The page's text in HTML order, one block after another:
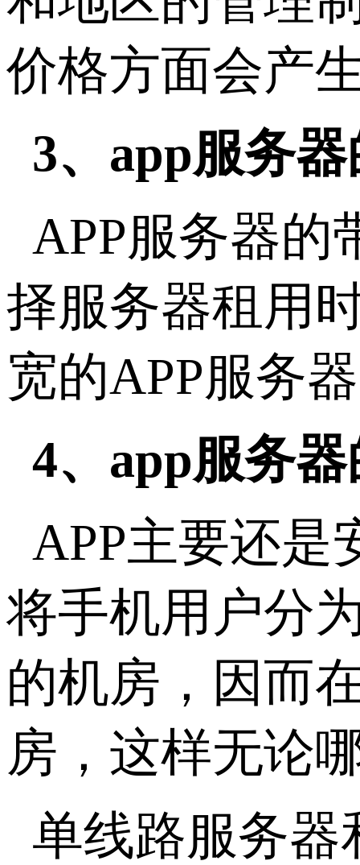
价格方面会产
3、app服务
APP服务器的
择服务器租用
宽的APP服务
4、app服务
APP主要还是
将手机用户分
的机房，因而
房，这样无论
单线路服务器